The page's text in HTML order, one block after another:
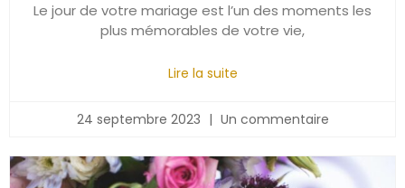
Le jour de votre mariage est l’un des moments les
plus mémorables de votre vie,
Lire la suite
24 septembre 2023 Un commentaire